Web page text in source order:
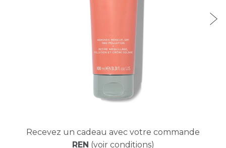
Recevez un cadeau avec votre commande
REN (voir conditions)